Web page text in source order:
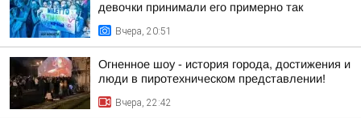
девочки принимали его примерно так
Вчера, 20:51
Огненное шоу - история города, достижения и
люди в пиротехническом представлении!
Вчера, 22:42